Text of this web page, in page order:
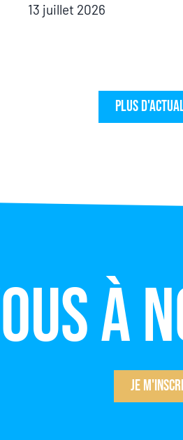
13 juillet 2026
Plus
Je